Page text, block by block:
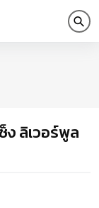
ง ลิเวอร์พูล